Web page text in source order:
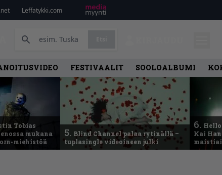
Leffatykki.com
FESTIVAALIT SOOLOALBUMI
Tobias
mukana
miehistöä
5. Blind Channel palaa rytinällä –
tuplasingle videoineen julki
6.
Kai